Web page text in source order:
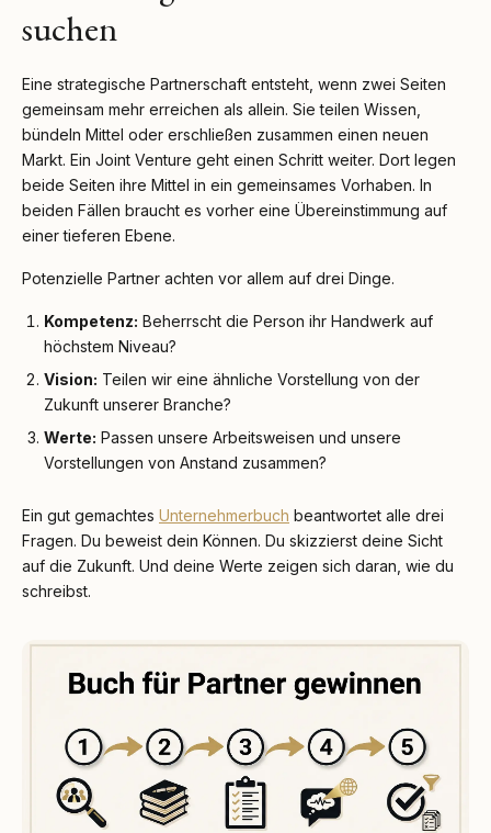
suchen
Eine strategische Partnerschaft entsteht, wenn zwei Seiten
gemeinsam mehr erreichen als allein. Sie teilen Wissen,
bündeln Mittel oder erschließen zusammen einen neuen
Markt. Ein Joint Venture geht einen Schritt weiter. Dort legen
beide Seiten ihre Mittel in ein gemeinsames Vorhaben. In
beiden Fällen braucht es vorher eine Übereinstimmung auf
einer tieferen Ebene.
Potenzielle Partner achten vor allem auf drei Dinge.
Kompetenz: Beherrscht die Person ihr Handwerk auf
höchstem Niveau?
Vision: Teilen wir eine ähnliche Vorstellung von der
Zukunft unserer Branche?
Werte: Passen unsere Arbeitsweisen und unsere
Vorstellungen von Anstand zusammen?
Ein gut gemachtes Unternehmerbuch beantwortet alle drei
Fragen. Du beweist dein Können. Du skizzierst deine Sicht
auf die Zukunft. Und deine Werte zeigen sich daran, wie du
schreibst.